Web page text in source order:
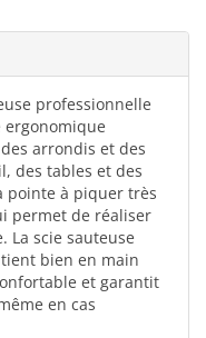
professionnelle
ergonomique
arrondis et des
des tables et des
pointe à piquer très
permet de réaliser
La scie sauteuse
bien en main
et garantit
en cas